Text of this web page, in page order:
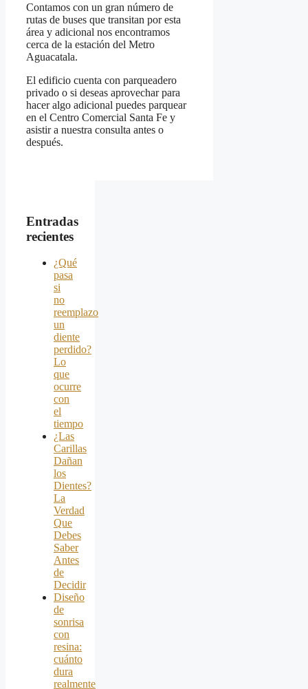
Contamos con un gran número de
rutas de buses que transitan por esta
área y adicional nos encontramos
cerca de la estación del Metro
Aguacatala.
El edificio cuenta con parqueadero
privado o si deseas aprovechar para
hacer algo adicional puedes parquear
en el Centro Comercial Santa Fe y
asistir a nuestra consulta antes o
después.
Entradas
recientes
¿Qué
pasa
si
no
reemplazo
un
diente
perdido?
Lo
que
ocurre
con
el
tiempo
¿Las
Carillas
Dañan
los
Dientes?
La
Verdad
Que
Debes
Saber
Antes
de
Decidir
Diseño
de
sonrisa
con
resina:
cuánto
dura
realmente